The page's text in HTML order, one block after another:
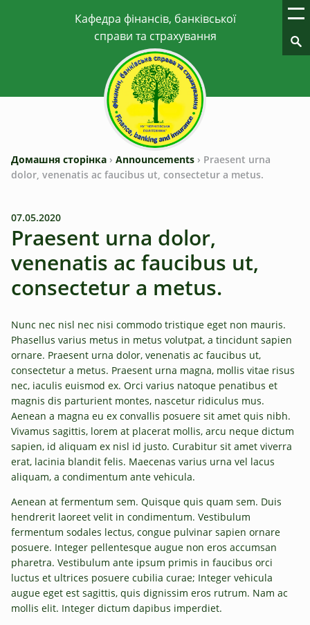
Домашня сторінка › Announcements › Praesent urna
dolor, venenatis ac faucibus ut, consectetur a metus.
07.05.2020
Praesent urna dolor,
venenatis ac faucibus ut,
consectetur a metus.
Nunc nec nisl nec nisi commodo tristique eget non mauris.
Phasellus varius metus in metus volutpat, a tincidunt sapien
ornare. Praesent urna dolor, venenatis ac faucibus ut,
consectetur a metus. Praesent urna magna, mollis vitae risus
nec, iaculis euismod ex. Orci varius natoque penatibus et
magnis dis parturient montes, nascetur ridiculus mus.
Aenean a magna eu ex convallis posuere sit amet quis nibh.
Vivamus sagittis, lorem at placerat mollis, arcu neque dictum
sapien, id aliquam ex nisl id justo. Curabitur sit amet viverra
erat, lacinia blandit felis. Maecenas varius urna vel lacus
aliquam, a condimentum ante vehicula.
Aenean at fermentum sem. Quisque quis quam sem. Duis
hendrerit laoreet velit in condimentum. Vestibulum
fermentum sodales lectus, congue pulvinar sapien ornare
posuere. Integer pellentesque augue non eros accumsan
pharetra. Vestibulum ante ipsum primis in faucibus orci
luctus et ultrices posuere cubilia curae; Integer vehicula
augue eget est sagittis, quis dignissim eros rutrum. Nam ac
mollis elit. Integer dictum dapibus imperdiet.